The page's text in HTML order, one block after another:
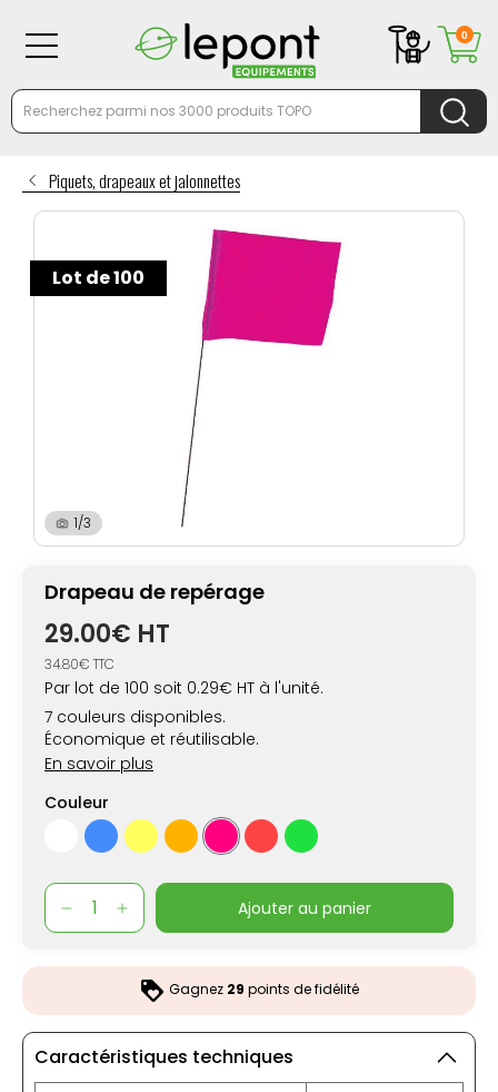
Piquets, drapeaux et jalonnettes
Lot de 100
1/3
Drapeau de repérage
29.00€ HT
34.80€ TTC
Par lot de 100 soit 0.29€ HT à l'unité.
7 couleurs disponibles.
Économique et réutilisable.
Parfait pour les professionnels sur les chantiers
En savoir plus
Couleur
ajouter au panier
Gagnez 29 points de fidélité
Caractéristiques techniques
0